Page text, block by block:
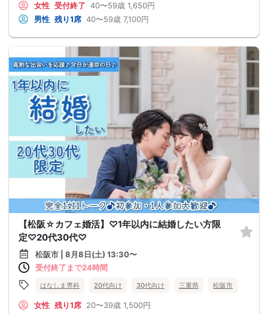
女性 受付終了 40〜59歳 1,650円
男性 残り1席 40〜59歳 7,100円
【松阪☆カフェ婚活】♡1年以内に結婚したい方限
定♡20代30代♡
松阪市 | 8月8日(土) 13:30〜
受付終了まで24時間
はなしま専科 20代向け 30代向け 三重県 松阪市
女性 残り1席 20〜39歳 1,500円